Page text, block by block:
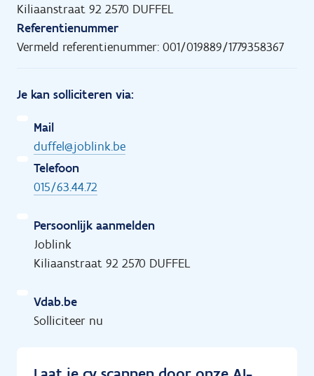
Kiliaanstraat 92 2570 DUFFEL
Referentienummer
Vermeld referentienummer: 001/019889/1779358367
Je kan solliciteren via:
Mail
duffel@joblink.be
Telefoon
015/63.44.72
Persoonlijk aanmelden
Joblink
Kiliaanstraat 92 2570 DUFFEL
Vdab.be
Solliciteer nu